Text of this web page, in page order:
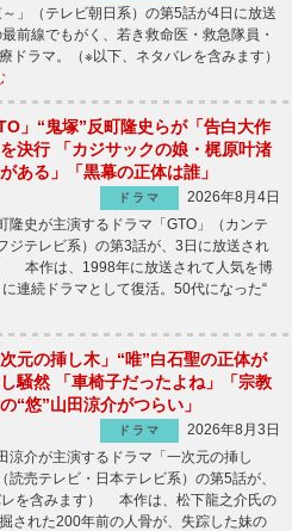
」（テレビ朝日系）の第5話が4日に放送
線でもがく、若き救命医・救急隊員・
ドラマ。（※以下、ネタバレを含みます）
」“鬼塚”反町隆史らが「告白大作
決行 「カジサックの娘・梶原叶渚
ある」「黒幕の正体は誰」
ドラマ
2026年8月4日
隆史が主演するドラマ「GTO」（カンテ
ジテレビ系）の第3話が、3日に放送され
本作は、1998年に放送されて人気を博
連続ドラマとして復活。50代になった“
次元の挿し木」“唯”白石聖の正体が
騒然 「車椅子だったよね」「宗教
“悠”山田涼介がつらい」
ドラマ
2026年8月3日
涼介が主演するドラマ「一次元の挿し
読売テレビ・日本テレビ系）の第5話が、
を含みます） 本作は、松下龍之介氏の
された200年前の人骨が、失踪した妹の